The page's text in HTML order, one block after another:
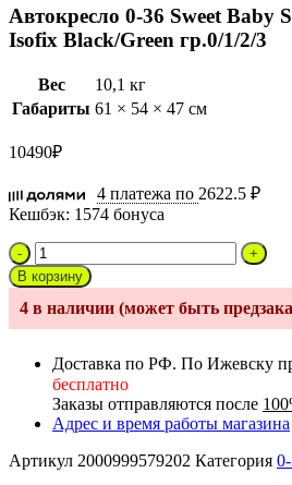
Автокресло 0-36 Sweet Baby
Isofix Black/Green гр.0/1/2/3
Вес
10,1 кг
Габариты 61 × 54 × 47 см
10490₽
4 платежа по 2622.5 ₽
Кешбэк: 1574 бонуса
Количество
товара
Автокресло
0-
36
Baby
Suburban
ST-
3
Isofix
В корзину
4 в наличии (может быть
Доставка по РФ. По Ижевску
бесплатно
Заказы отправляются после
Адрес и время работы магазина
Артикул 2000999579202 Категория